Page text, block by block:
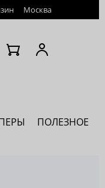
Москва
ПОЛЕЗНОЕ